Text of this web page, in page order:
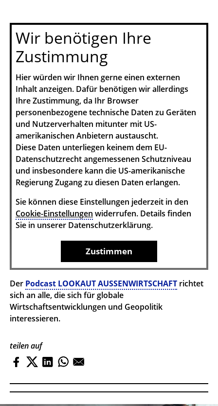
Wir benötigen Ihre
Zustimmung
Hier würden wir Ihnen gerne einen externen
Inhalt anzeigen. Dafür benötigen wir allerdings
Ihre Zustimmung, da Ihr Browser
personenbezogene technische Daten zu Geräten
und Nutzerverhalten mitunter mit US-
amerikanischen Anbietern austauscht.
Diese Daten unterliegen keinem dem EU-
Datenschutzrecht angemessenen Schutzniveau
und insbesondere kann die US-amerikanische
Regierung Zugang zu diesen Daten erlangen.
Sie können diese Einstellungen jederzeit in den
Cookie-Einstellungen widerrufen. Details finden
Sie in unserer Datenschutzerklärung.
Zustimmen
Der Podcast LOOKAUT AUSSENWIRTSCHAFT richtet
sich an alle, die sich für globale
Wirtschaftsentwicklungen und Geopolitik
interessieren.
teilen auf